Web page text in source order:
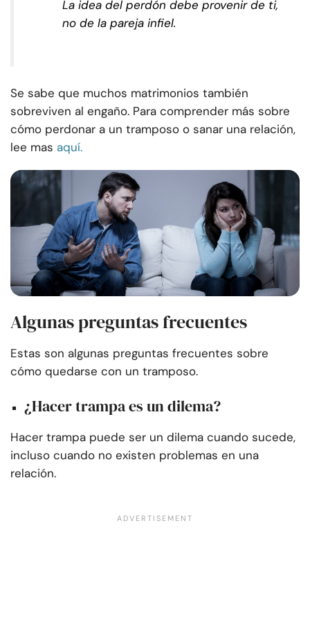
La idea del perdón debe provenir de ti,
no de la pareja infiel.
Se sabe que muchos matrimonios también
sobreviven al engaño. Para comprender más sobre
cómo perdonar a un tramposo o sanar una relación,
lee mas aquí.
Algunas preguntas frecuentes
Estas son algunas preguntas frecuentes sobre
cómo quedarse con un tramposo.
¿Hacer trampa es un dilema?
Hacer trampa puede ser un dilema cuando sucede,
incluso cuando no existen problemas en una
relación.